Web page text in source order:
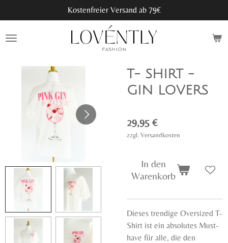
Hauptinhalt
springen
Kostenfreier Versand ab 79€
T- SHIRT -
GIN LOVERS
29,95 €
zzgl. Versandkosten
In den
Warenkorb
Dieses trendige Oversized T-
Shirt ist ein absolutes Must-
have für alle, die den